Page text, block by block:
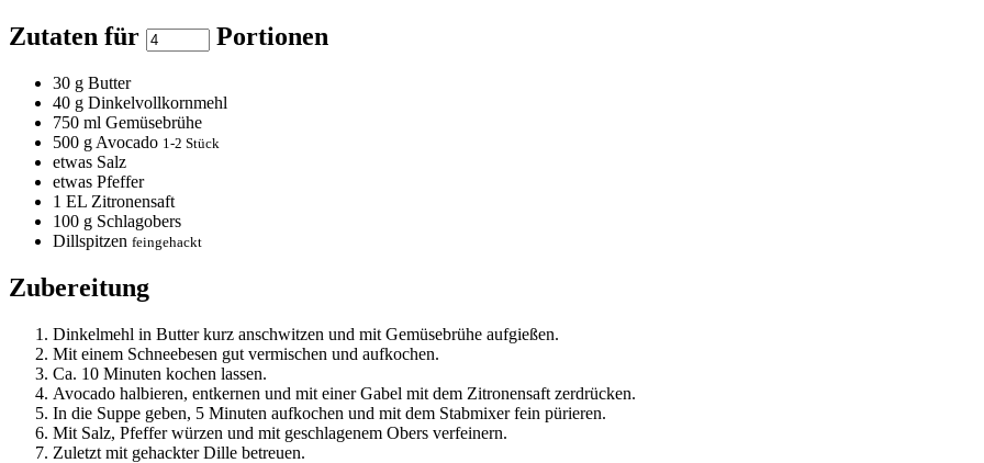
Zutaten für Portionen
30 g Butter
40 g Dinkelvollkornmehl
750 ml Gemüsebrühe
500 g Avocado 1-2 Stück
etwas Salz
etwas Pfeffer
1 EL Zitronensaft
100 g Schlagobers
Dillspitzen feingehackt
Zubereitung
Dinkelmehl in Butter kurz anschwitzen und mit Gemüsebrühe aufgießen.
Mit einem Schneebesen gut vermischen und aufkochen.
Ca. 10 Minuten kochen lassen.
Avocado halbieren, entkernen und mit einer Gabel mit dem Zitronensaft zerdrücken.
In die Suppe geben, 5 Minuten aufkochen und mit dem Stabmixer fein pürieren.
Mit Salz, Pfeffer würzen und mit geschlagenem Obers verfeinern.
Zuletzt mit gehackter Dille betreuen.